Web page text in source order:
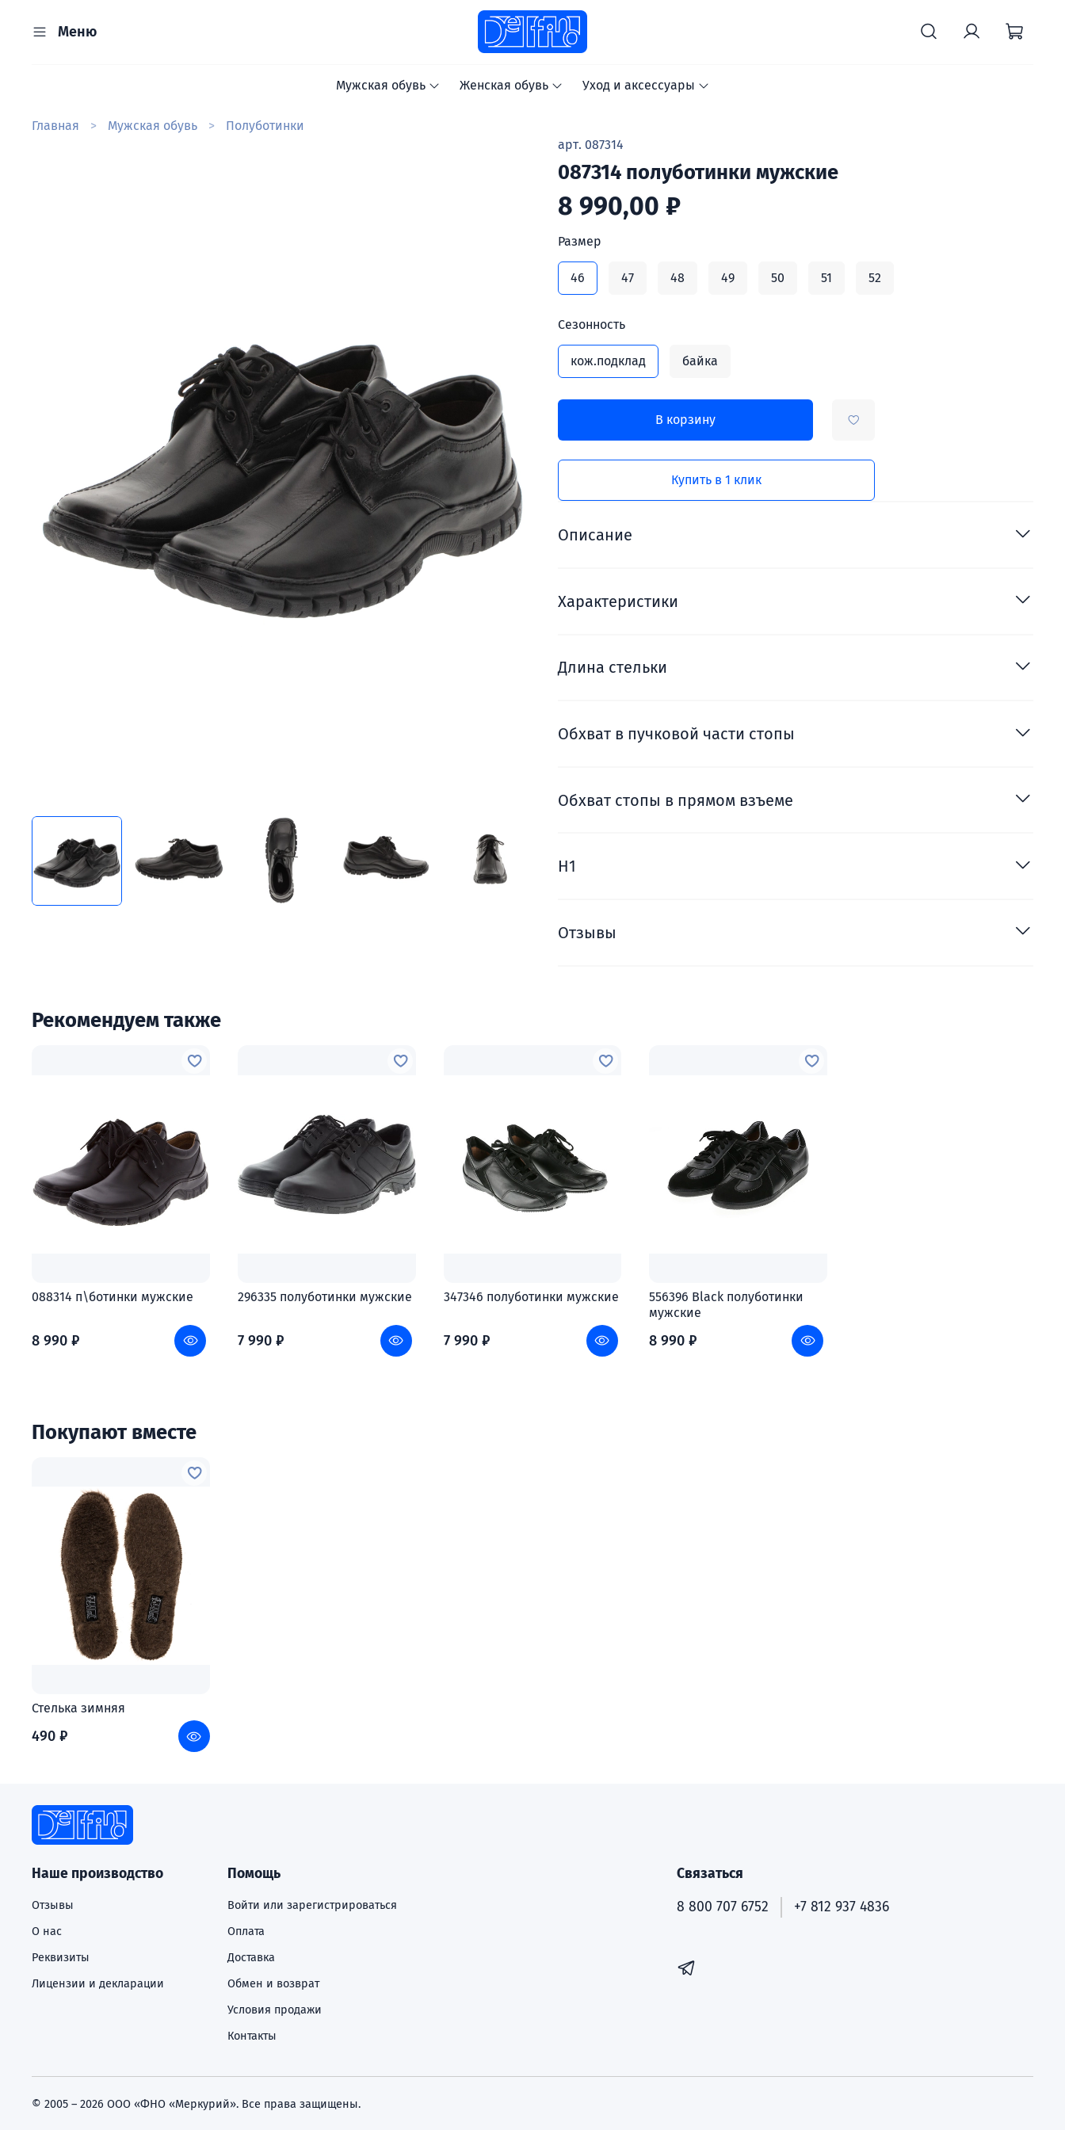
Меню
Мужская обувь Женская обувь Уход и аксессуары
Главная Мужская обувь
Полуботинки
арт. 087314
087314 полуботинки мужские
8 990,00 ₽
В корзину
Купить в 1 клик
Размер
46 47 48 49 50 51 52
Сезонность
кож.подклад байка
Описание
Характеристики
Длина стельки
Обхват в пучковой части стопы
Обхват стопы в прямом взъеме
H1
Отзывы
Рекомендуем также
088314 п\ботинки мужские
8 990 ₽
296335 полуботинки мужские
7 990 ₽
347346 полуботинки мужские
7 990 ₽
556396 Black полуботинки
мужские
8 990 ₽
Покупают вместе
Стелька зимняя
490 ₽
Наше производство
Отзывы
О нас
Реквизиты
Лицензии и декларации
Помощь
Войти или зарегистрироваться
Оплата
Доставка
Обмен и возврат
Условия продажи
Контакты
Связаться
8 800 707 6752
+7 812 937 4836
© 2005 – 2026 ООО «ФНО «Меркурий». Все права защищены.